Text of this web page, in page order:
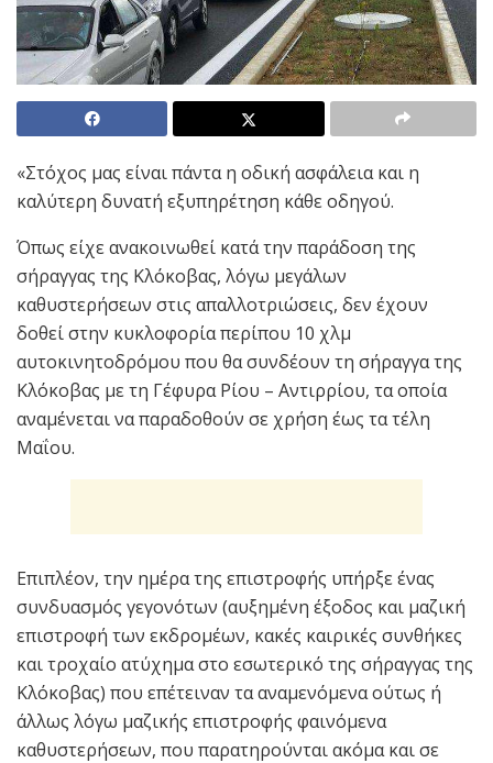
«Στόχος μας είναι πάντα η οδική ασφάλεια και η
καλύτερη δυνατή εξυπηρέτηση κάθε οδηγού.
Όπως είχε ανακοινωθεί κατά την παράδοση της
σήραγγας της Κλόκοβας, λόγω μεγάλων
καθυστερήσεων στις απαλλοτριώσεις, δεν έχουν
δοθεί στην κυκλοφορία περίπου 10 χλμ
αυτοκινητοδρόμου που θα συνδέουν τη σήραγγα της
Κλόκοβας με τη Γέφυρα Ρίου – Αντιρρίου, τα οποία
αναμένεται να παραδοθούν σε χρήση έως τα τέλη
Μαΐου.
Επιπλέον, την ημέρα της επιστροφής υπήρξε ένας
συνδυασμός γεγονότων (αυξημένη έξοδος και μαζική
επιστροφή των εκδρομέων, κακές καιρικές συνθήκες
και τροχαίο ατύχημα στο εσωτερικό της σήραγγας της
Κλόκοβας) που επέτειναν τα αναμενόμενα ούτως ή
άλλως λόγω μαζικής επιστροφής φαινόμενα
καθυστερήσεων, που παρατηρούνται ακόμα και σε